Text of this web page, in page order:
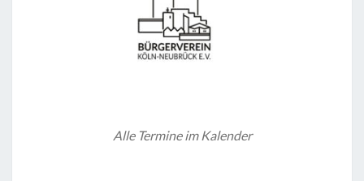
Alle Termine im Kalender